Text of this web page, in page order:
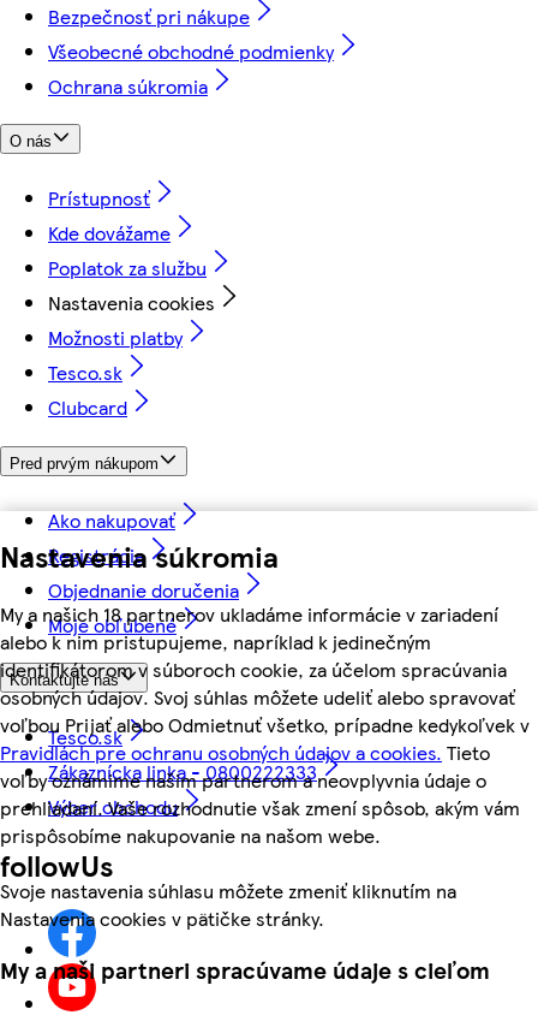
Nastavenia súkromia
My a našich 18 partnerov ukladáme informácie v zariadení
alebo k nim pristupujeme, napríklad k jedinečným
identifikátorom v súboroch cookie, za účelom spracúvania
osobných údajov. Svoj súhlas môžete udeliť alebo spravovať
voľbou Prijať alebo Odmietnuť všetko, prípadne kedykoľvek v
Pravidlách pre ochranu osobných údajov a cookies. Tieto
voľby oznámime našim partnerom a neovplyvnia údaje o
prehliadaní. Vaše rozhodnutie však zmení spôsob, akým vám
prispôsobíme nakupovanie na našom webe.
Svoje nastavenia súhlasu môžete zmeniť kliknutím na
Nastavenia cookies v pätičke stránky.
My a naši partneri spracúvame údaje s cieľom
Bezpečnosť pri nákupe
Všeobecné obchodné podmienky
Ochrana súkromia
O nás
Prístupnosť
Kde dovážame
Poplatok za službu
Nastavenia cookies
Možnosti platby
Tesco.sk
Clubcard
Pred prvým nákupom
Ako nakupovať
Registrácia
Objednanie doručenia
Moje obľúbené
Kontaktujte nás
Tesco.sk
Zákaznícka linka - 0800222333
Výber obchodu
followUs